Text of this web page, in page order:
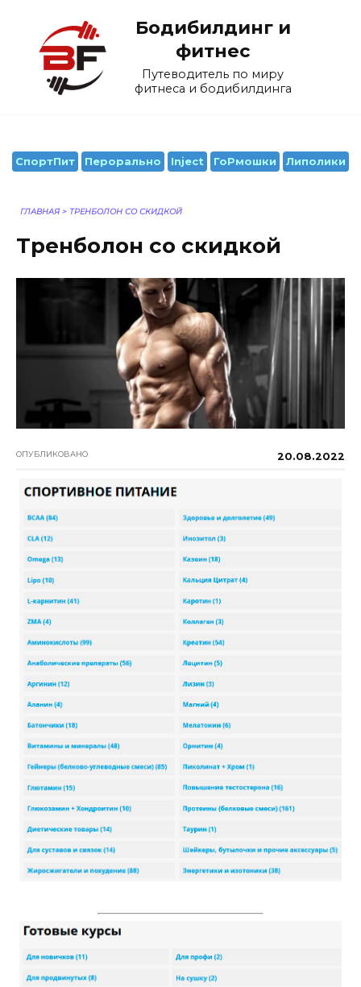
содержанию
Бодибилдинг и
фитнес
Путеводитель по миру
фитнеса и бодибилдинга
СпортПит Перорально Inject ГоРмошки Липолики
ГЛАВНАЯ > ТРЕНБОЛОН СО СКИДКОЙ
Тренболон со скидкой
ОПУБЛИКОВАНО 20.08.2022